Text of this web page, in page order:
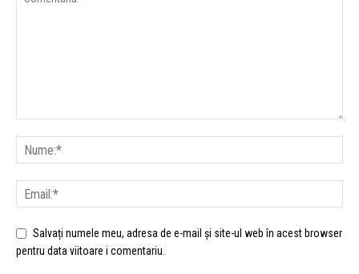
Salvați numele meu, adresa de e-mail și site-ul web în acest browser
pentru data viitoare i comentariu.